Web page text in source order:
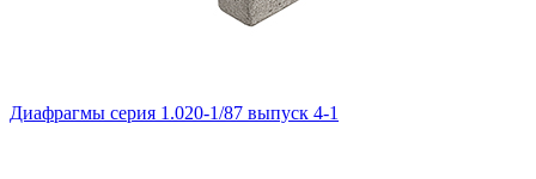
Диафрагмы серия 1.020-1/87 выпуск 4-1